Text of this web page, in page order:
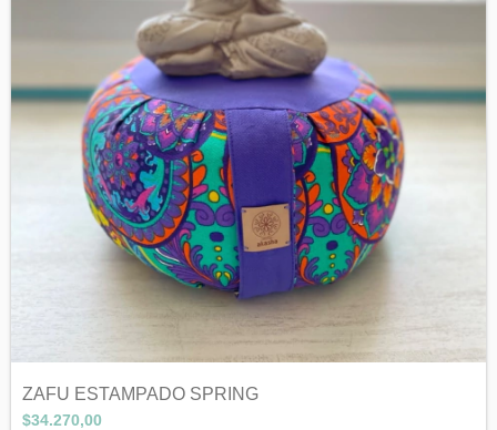
ZAFU ESTAMPADO SPRING
$34.270,00